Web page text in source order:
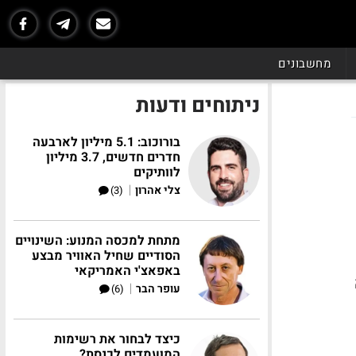
מחשבונים
ניתוחים ודעות
בורוכוב: 5.1 מיליון לארבעה
חדרים חדשים, 3.7 מיליון
לוותיקים
צלי אהרון |
(3)
מתחת למכסה המנוע: השינויים
הסודיים שחיל האוויר מבצע
באפאצ'י האמריקאי
עופר הבר |
(6)
כיצד לבחור את רשימות